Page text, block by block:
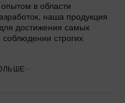
в области
наша продукция
достижения самых
соблюдении строгих